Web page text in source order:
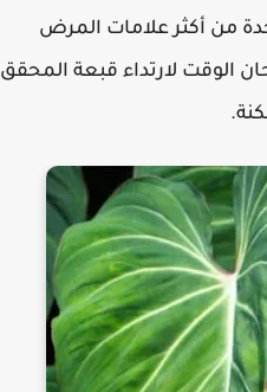
من أكثر علامات المرض
الوقت لارتداء قبعة المحقق